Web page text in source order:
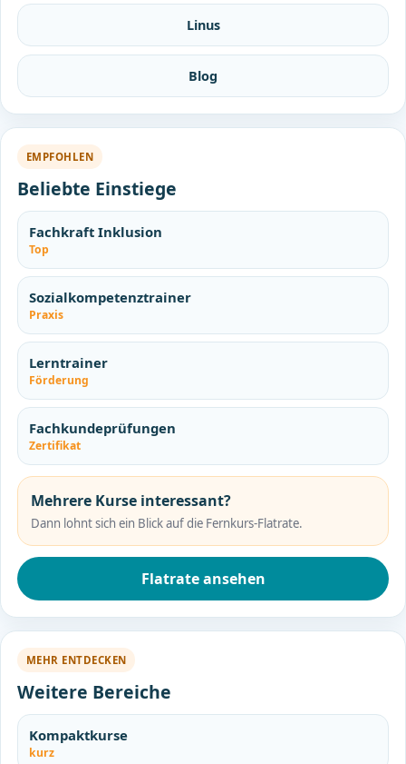
Linus
Blog
EMPFOHLEN
Beliebte Einstiege
Fachkraft Inklusion
Top
Sozialkompetenztrainer
Praxis
Lerntrainer
Förderung
Fachkundeprüfungen
Zertifikat
Mehrere Kurse interessant?
Dann lohnt sich ein Blick auf die Fernkurs-Flatrate.
Flatrate ansehen
MEHR ENTDECKEN
Weitere Bereiche
Kompaktkurse
kurz